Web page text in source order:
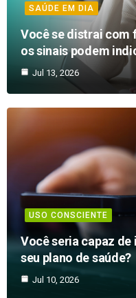
SAÚDE EM DIA
Você se distrai com
os sinais podem
Jul 13, 2026
USO CONSCIENTE
Você seria capaz
seu plano de saúde?
Jul 10, 2026